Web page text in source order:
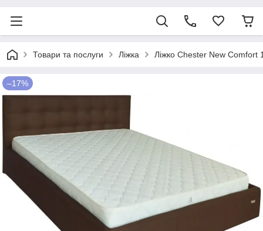
Товари та послуги Ліжка Ліжко Chester New
–17%